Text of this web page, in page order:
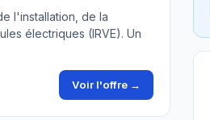
l'installation, de la
électriques (IRVE). Un
Voir l'offre →